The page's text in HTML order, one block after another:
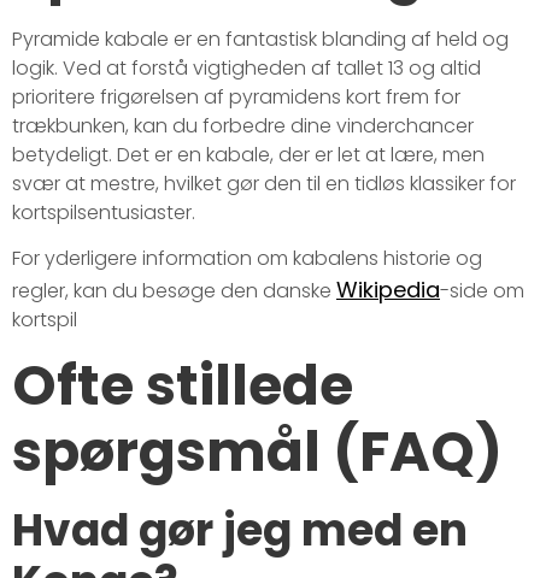
Pyramide kabale er en fantastisk blanding af held og
logik. Ved at forstå vigtigheden af tallet 13 og altid
prioritere frigørelsen af pyramidens kort frem for
trækbunken, kan du forbedre dine vinderchancer
betydeligt. Det er en kabale, der er let at lære, men
svær at mestre, hvilket gør den til en tidløs klassiker for
kortspilsentusiaster.
For yderligere information om kabalens historie og
regler, kan du besøge den danske Wikipedia-side om
kortspil
Ofte stillede
spørgsmål (FAQ)
Hvad gør jeg med en